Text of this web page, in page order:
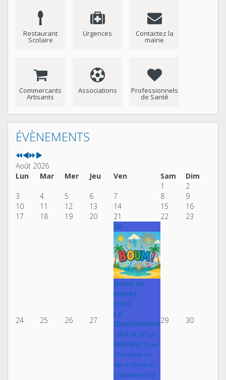
Restaurant
Scolaire
Urgences Contactez la
mairie
Commercants
Artisants
Associations Professionnels
de Santé
ÉVÈNEMENTS
Année
précédente
Mois
précédent
Année
suivante
Mois
suivant
Août 2026
Lun
Mar Mer Jeu Ven Sam
Dim
1
2
3
4 5 6 7 8
9
10
11 12 13 14 15
16
17
18 19 20 21 22 23
24 25 26 27
28
Boum de
rentrée
19:00
La
Blanchonnière
? BOUM DE LA
RENTREE ?Tu es
Chuzellois ou
vas à l'école à
Chuzelles et tu
29 30